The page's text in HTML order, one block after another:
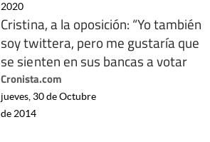
2020
Cristina, a la oposición: “Yo también
soy twittera, pero me gustaría que
se sienten en sus bancas a votar
Cronista.com
jueves, 30 de Octubre
de 2014